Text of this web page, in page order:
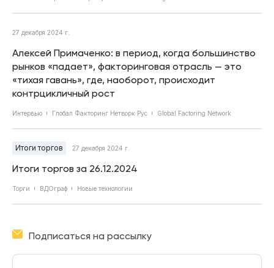
27 декабря 2024 г.
Алексей Примаченко: в период, когда большинство
рынков «падает», факторинговая отрасль — это
«тихая гавань», где, наоборот, происходит
контрцикличный рост
Интервью Глобал Факторинг Нетворк Рус Global Factoring Network
Итоги торгов 27 декабря 2024 г.
Итоги торгов за 26.12.2024
Торги ВДОграф Новые технологии
Подписаться на рассылку